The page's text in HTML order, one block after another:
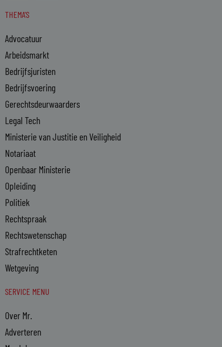
n
k
d
i
n
-
i
n
s
THEMA'S
Advocatuur
Arbeidsmarkt
Bedrijfsjuristen
Bedrijfsvoering
Gerechtsdeurwaarders
Legal Tech
Ministerie van Justitie en Veiligheid
Notariaat
Openbaar Ministerie
Opleiding
Politiek
Rechtspraak
Rechtswetenschap
Strafrechtketen
Wetgeving
SERVICE MENU
Over Mr.
Adverteren